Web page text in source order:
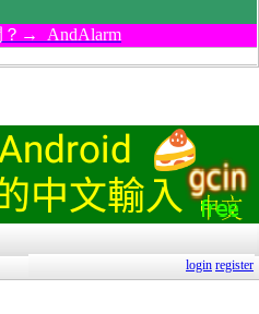
？→ AndAlarm
login register